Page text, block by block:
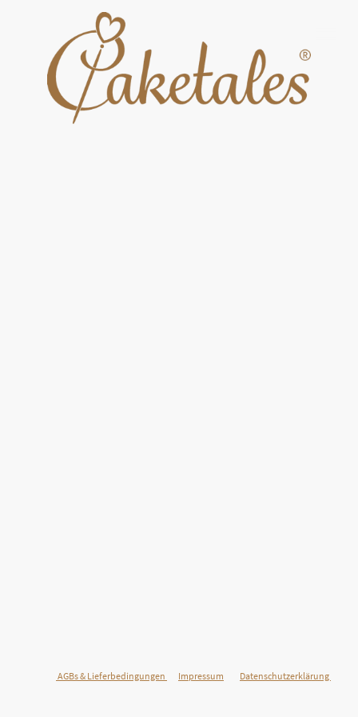
AGBs & Lieferbedingungen
Impressum Datenschutzerklärung